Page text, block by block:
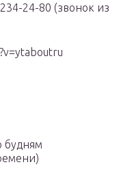
24-80 (звонок из
будням